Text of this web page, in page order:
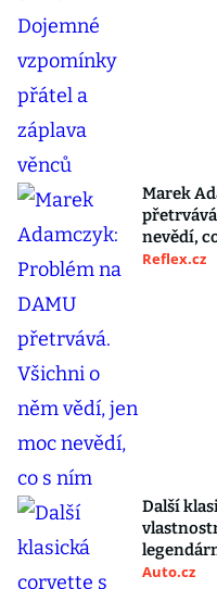
Marek
nevědí,
Reflex.cz
Další
Auto.cz